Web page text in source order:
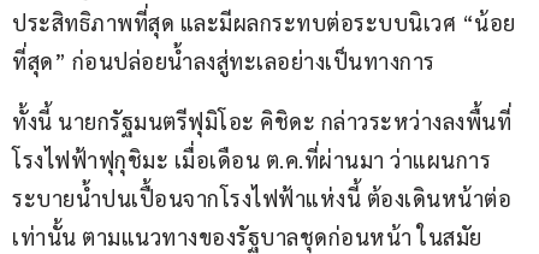
ประสิทธิภาพที่สุด และมีผลกระทบต่อระบบนิเวศ “น้อย
ที่สุด” ก่อนปล่อยน้ำลงสู่ทะเลอย่างเป็นทางการ
ทั้งนี้ นายกรัฐมนตรีฟุมิโอะ คิชิดะ กล่าวระหว่างลงพื้นที่
โรงไฟฟ้าฟุกุชิมะ เมื่อเดือน ต.ค.ที่ผ่านมา ว่าแผนการ
ระบายน้ำปนเปื้อนจากโรงไฟฟ้าแห่งนี้ ต้องเดินหน้าต่อ
เท่านั้น ตามแนวทางของรัฐบาลชุดก่อนหน้า ในสมัย